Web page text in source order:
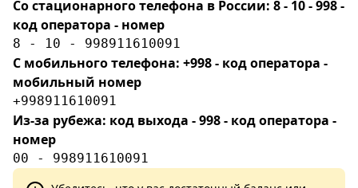
Со стационарного телефона в России: 8 - 10 - 998 -
код оператора - номер
8 - 10 - 998911610091
С мобильного телефона: +998 - код оператора -
мобильный номер
+998911610091
Из-за рубежа: код выхода - 998 - код оператора -
номер
00 - 998911610091